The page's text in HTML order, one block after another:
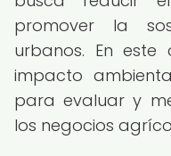
promover la
urbanos. En este
impacto
para evaluar y
los negocios